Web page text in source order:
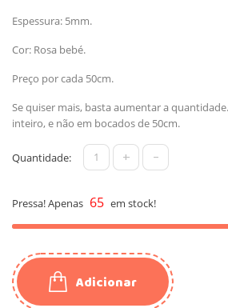
Espessura: 5mm.
Cor: Rosa bebé.
Preço por cada 50cm.
Se quiser mais, basta aumentar a
inteiro, e não em bocados de 50cm.
Quantidade: + -
Pressa! Apenas 65 em stock!
Adicionar